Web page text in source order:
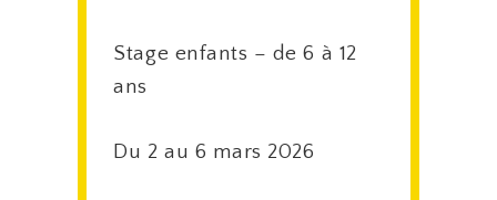
Stage enfants – de 6 à 12
ans
Du 2 au 6 mars 2026